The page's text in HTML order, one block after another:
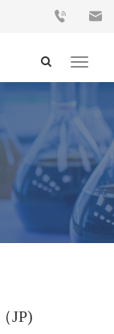
Toggle
JP)